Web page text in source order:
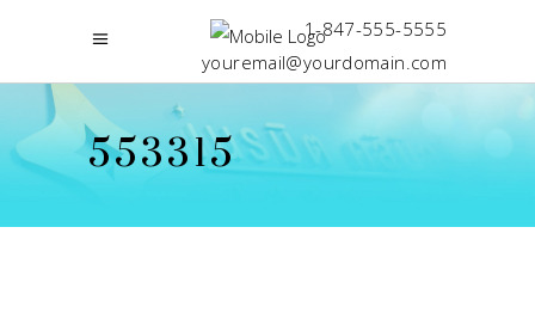
1-847-555-5555
youremail@yourdomain.com
553315